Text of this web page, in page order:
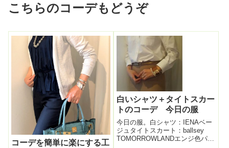
こちらのコーデもどうぞ
コーデを簡単に楽にする工
白いシャツ＋タイトスカー
トのコーデ 今日の服
今日の服。白シャツ：IENAベー
ジュタイトスカート：ballsey
TOMORROWLANDエンジ色パン